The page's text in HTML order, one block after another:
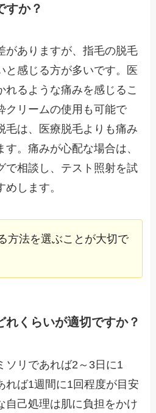
すか？
がありますが、指毛の脱毛
と感じる方が多いです。医
れるような痛みを感じるこ
クリームの使用も可能で
毛は、医療脱毛よりも痛み
。痛みが心配な場合は、
で相談し、テスト照射を試
します。
方法を選ぶことが大切で
れくらいが適切ですか？
ソリであれば2～3日に1
れば1週間に1回程度が目安
自己処理は肌に負担をかけ